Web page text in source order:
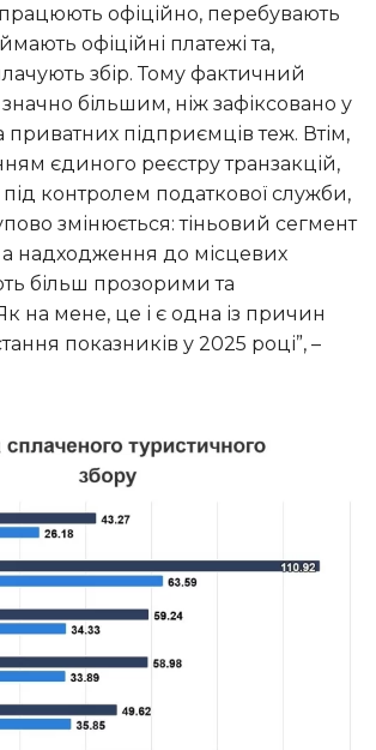
офіційно, перебувають
офіційні платежі та,
збір. Тому фактичний
більшим, ніж зафіксовано у
приватних підприємців теж. Втім,
єдиного реєстру транзакцій,
контролем податкової служби,
змінюється: тіньовий сегмент
а надходження до місцевих
більш прозорими та
на мене, це і є одна із причин
показників у 2025 році”, –